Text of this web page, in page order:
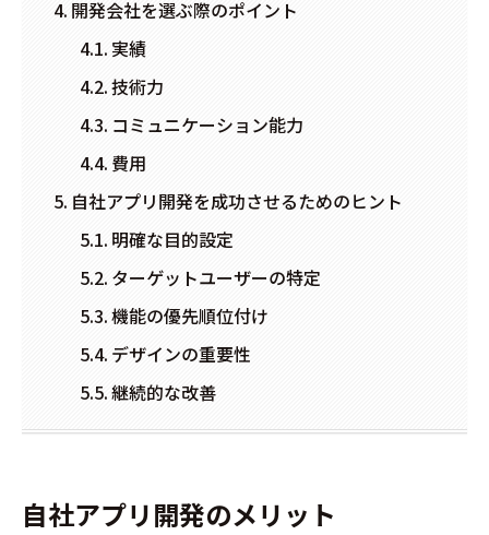
開発会社を選ぶ際のポイント
実績
技術力
コミュニケーション能力
費用
自社アプリ開発を成功させるためのヒント
明確な目的設定
ターゲットユーザーの特定
機能の優先順位付け
デザインの重要性
継続的な改善
自社アプリ開発のメリット